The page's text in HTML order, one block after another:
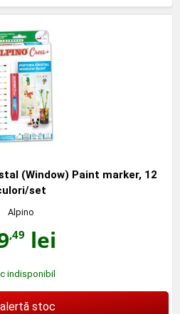
(Window) Paint marker, 12
set
Alpino
,49 lei
indisponibil
alertă stoc